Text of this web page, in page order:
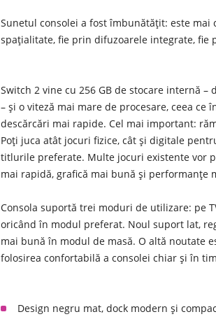
Sunetul consolei a fost îmbunătățit: este
spațialitate, fie prin difuzoarele integrate, fie
Switch 2 vine cu 256 GB de stocare internă
– și o viteză mai mare de procesare, ceea
descărcări mai rapide. Cel mai important:
Poți juca atât jocuri fizice, cât și digitale
titlurile preferate. Multe jocuri existente vor
mai rapidă, grafică mai bună și performanțe
Consola suportă trei moduri de utilizare: pe
oricând în modul preferat. Noul suport lat,
mai bună în modul de masă. O altă noutate
folosirea confortabilă a consolei chiar și în
Design negru mat, dock modern și